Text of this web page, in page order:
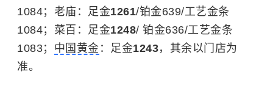
1084；老庙：足金1261/铂金639/工艺金条
1084；菜百：足金1248/ 铂金636/工艺金条
1083； 中国黄金 ：足金1243，其余以门店为
准。